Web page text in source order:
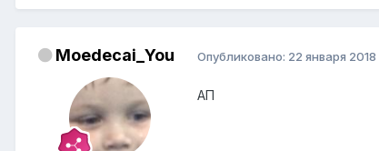
Moedecai_You Опубликовано: 22 января 2018
АП